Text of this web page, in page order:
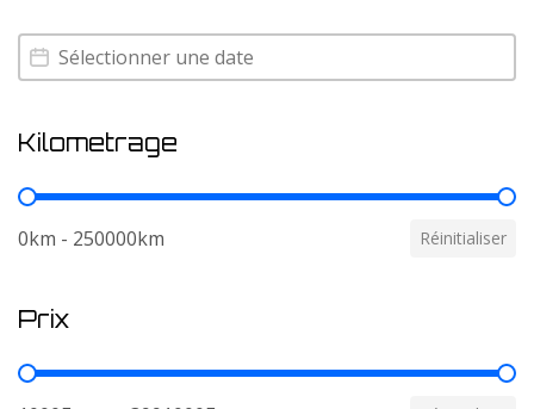
Annee
Annee
Kilometrage
Kilometrage
0km - 250000km Réinitialiser
Prix
Prix